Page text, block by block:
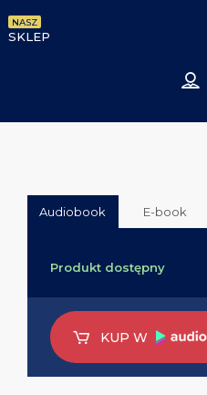
SKLEP
NASZ
Audiobook E-book
Produkt dostępny
KUP W